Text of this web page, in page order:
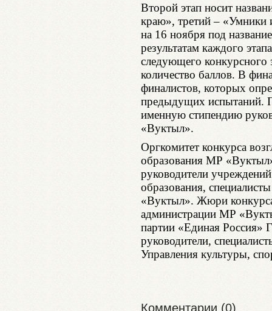
Второй этап носит
краю», третий –
на 16 ноября под
результатам каждого
следующего конкурсного
количество баллов. В
финалистов, которых
предыдущих испытаний.
именную стипендию
«Вуктыл».
Оргкомитет конкурса
образования МР
руководители
образования,
«Вуктыл». Жюри конкурса
администрации МР
партии «Единая Россия»
руководители,
Управления культуры,
Комментарии (0)